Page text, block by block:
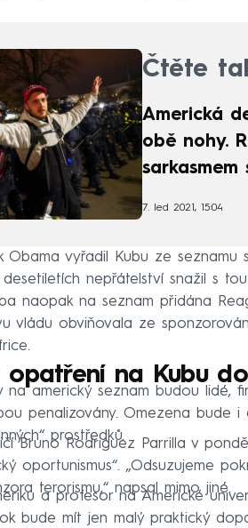
Čtěte
Americká
obě nohy.
sarkasmem
7. led 2021, 15:04
Obama vyřadil Kubu ze seznamu
nepřátelství snažil s
naopak na seznam přidána
vládu obviňovala ze
opatření na Kubu
na americký seznam budou lidé,
penalizovány. Omezena bude i
prostředků.
Bruno Rodriguez Parrilla v
oportunismus“. „Odsuzujeme
terorismu,“ napsal mimo jiné.
a profesor na Americké
bude mít jen malý praktický